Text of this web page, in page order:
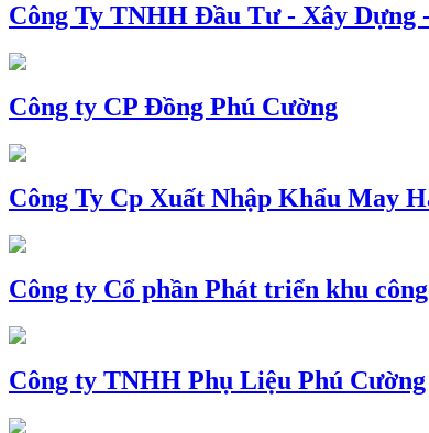
Công Ty TNHH Đầu Tư - Xây Dựng
Công ty CP Đồng Phú Cường
Công Ty Cp Xuất Nhập Khẩu May
Công ty Cổ phần Phát triển khu
Công ty TNHH Phụ Liệu Phú Cường